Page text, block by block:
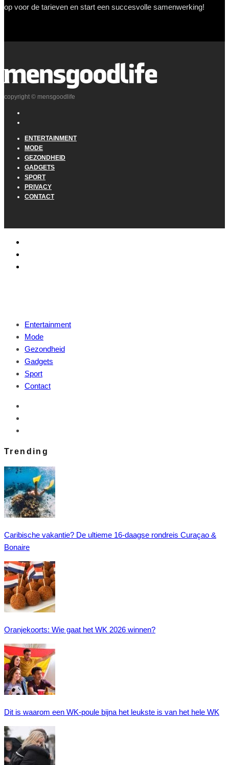
op voor de tarieven en start een succesvolle samenwerking!
copyright © mensgoodlife
ENTERTAINMENT
MODE
GEZONDHEID
GADGETS
SPORT
PRIVACY
CONTACT
Entertainment
Mode
Gezondheid
Gadgets
Sport
Contact
Trending
Caribische vakantie? De ultieme 16-daagse rondreis Curaçao &
Bonaire
Oranjekoorts: Wie gaat het WK 2026 winnen?
Dit is waarom een WK-poule bijna het leukste is van het hele WK